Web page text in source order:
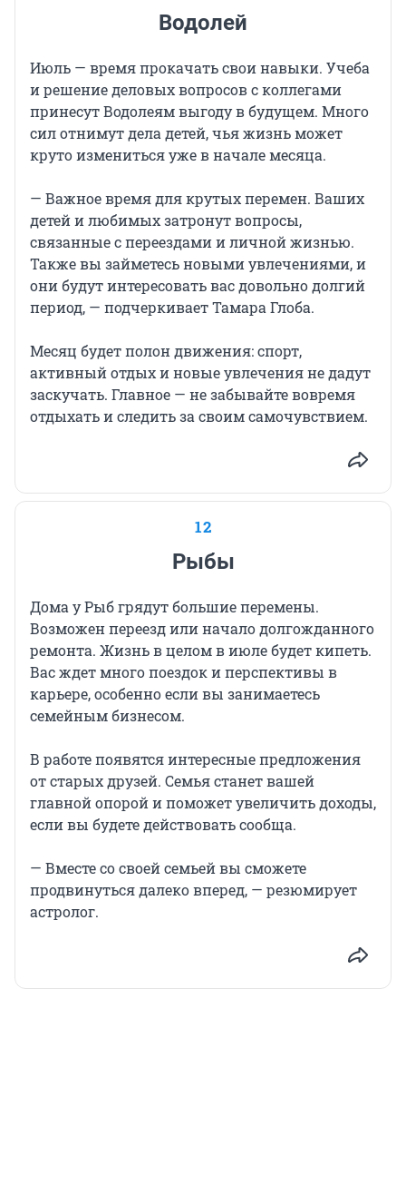
Водолей
Июль — время прокачать свои навыки. Учеба
и решение деловых вопросов с коллегами
принесут Водолеям выгоду в будущем. Много
сил отнимут дела детей, чья жизнь может
круто измениться уже в начале месяца.
— Важное время для крутых перемен. Ваших
детей и любимых затронут вопросы,
связанные с переездами и личной жизнью.
Также вы займетесь новыми увлечениями, и
они будут интересовать вас довольно долгий
период, — подчеркивает Тамара Глоба.
Месяц будет полон движения: спорт,
активный отдых и новые увлечения не дадут
заскучать. Главное — не забывайте вовремя
отдыхать и следить за своим самочувствием.
12
Рыбы
Дома у Рыб грядут большие перемены.
Возможен переезд или начало долгожданного
ремонта. Жизнь в целом в июле будет кипеть.
Вас ждет много поездок и перспективы в
карьере, особенно если вы занимаетесь
семейным бизнесом.
В работе появятся интересные предложения
от старых друзей. Семья станет вашей
главной опорой и поможет увеличить доходы,
если вы будете действовать сообща.
— Вместе со своей семьей вы сможете
продвинуться далеко вперед, — резюмирует
астролог.